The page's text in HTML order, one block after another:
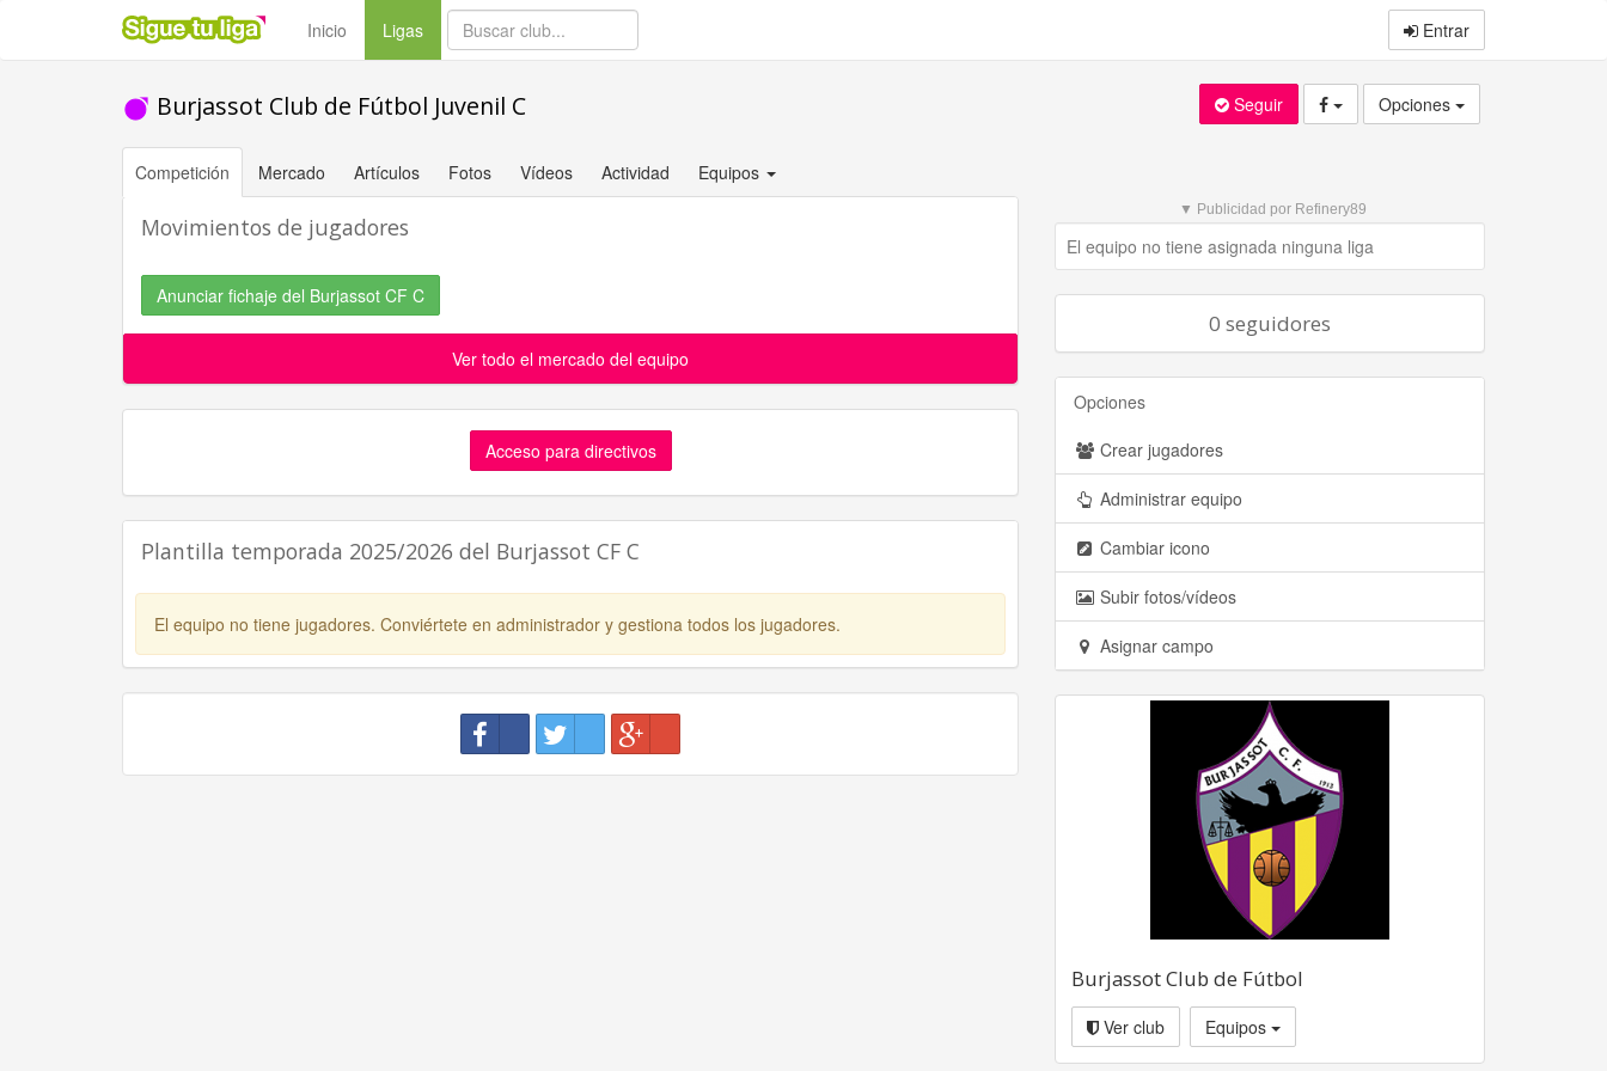
Inicio Ligas(current) Entrar
Burjassot Club de Fútbol Juvenil C Seguir Opciones
Competición Mercado Artículos Fotos Vídeos Actividad Equipos
Movimientos de jugadores
Anunciar fichaje del Burjassot CF C
Ver todo el mercado del equipo
Acceso para directivos
Plantilla temporada 2025/2026 del Burjassot CF C
El equipo no tiene jugadores. Conviértete en administrador y gestiona todos los jugadores.
▼ Publicidad por Refinery89
El equipo no tiene asignada ninguna liga
0 seguidores
Opciones
Crear jugadores
Administrar equipo
Cambiar icono
Subir fotos/vídeos
Asignar campo
Burjassot Club de Fútbol
Ver club Equipos